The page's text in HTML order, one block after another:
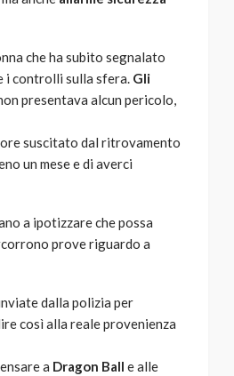
che ha subito segnalato
i controlli sulla sfera. Gli
presentava alcun pericolo,
suscitato dal ritrovamento
un mese e di averci
a ipotizzare che possa
prove riguardo a
dalla polizia per
così alla reale provenienza
a Dragon Ball e alle